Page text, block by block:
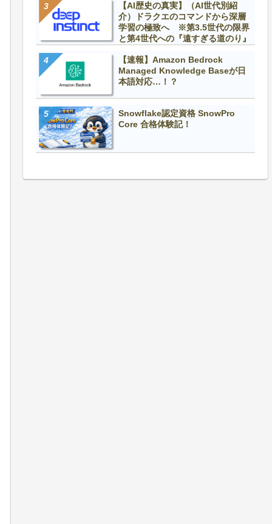
【AI歴史の真実】（AI世代別紹
介）ドラクエのコマンドから深層
学習の極致へ ※第3.5世代の限界
と第4世代への『遠すぎる道のり』
【速報】Amazon Bedrock
Managed Knowledge Baseが日
本語対応…！？
Snowflake認定資格 SnowPro
Core 合格体験記！